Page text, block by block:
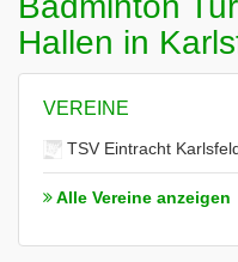
Hallen in
VEREINE
TSV Eintracht
Alle Vereine anzeigen